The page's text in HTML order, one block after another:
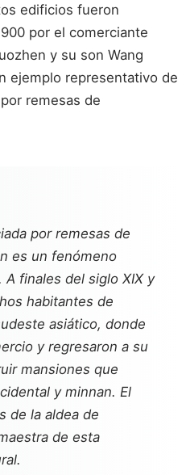
edificios fueron
por el comerciante
y su son Wang
ejemplo representativo de
remesas de
por remesas de
es un fenómeno
finales del siglo XIX y
habitantes de
asiático, donde
y regresaron a su
mansiones que
y minnan. El
de la aldea de
de esta